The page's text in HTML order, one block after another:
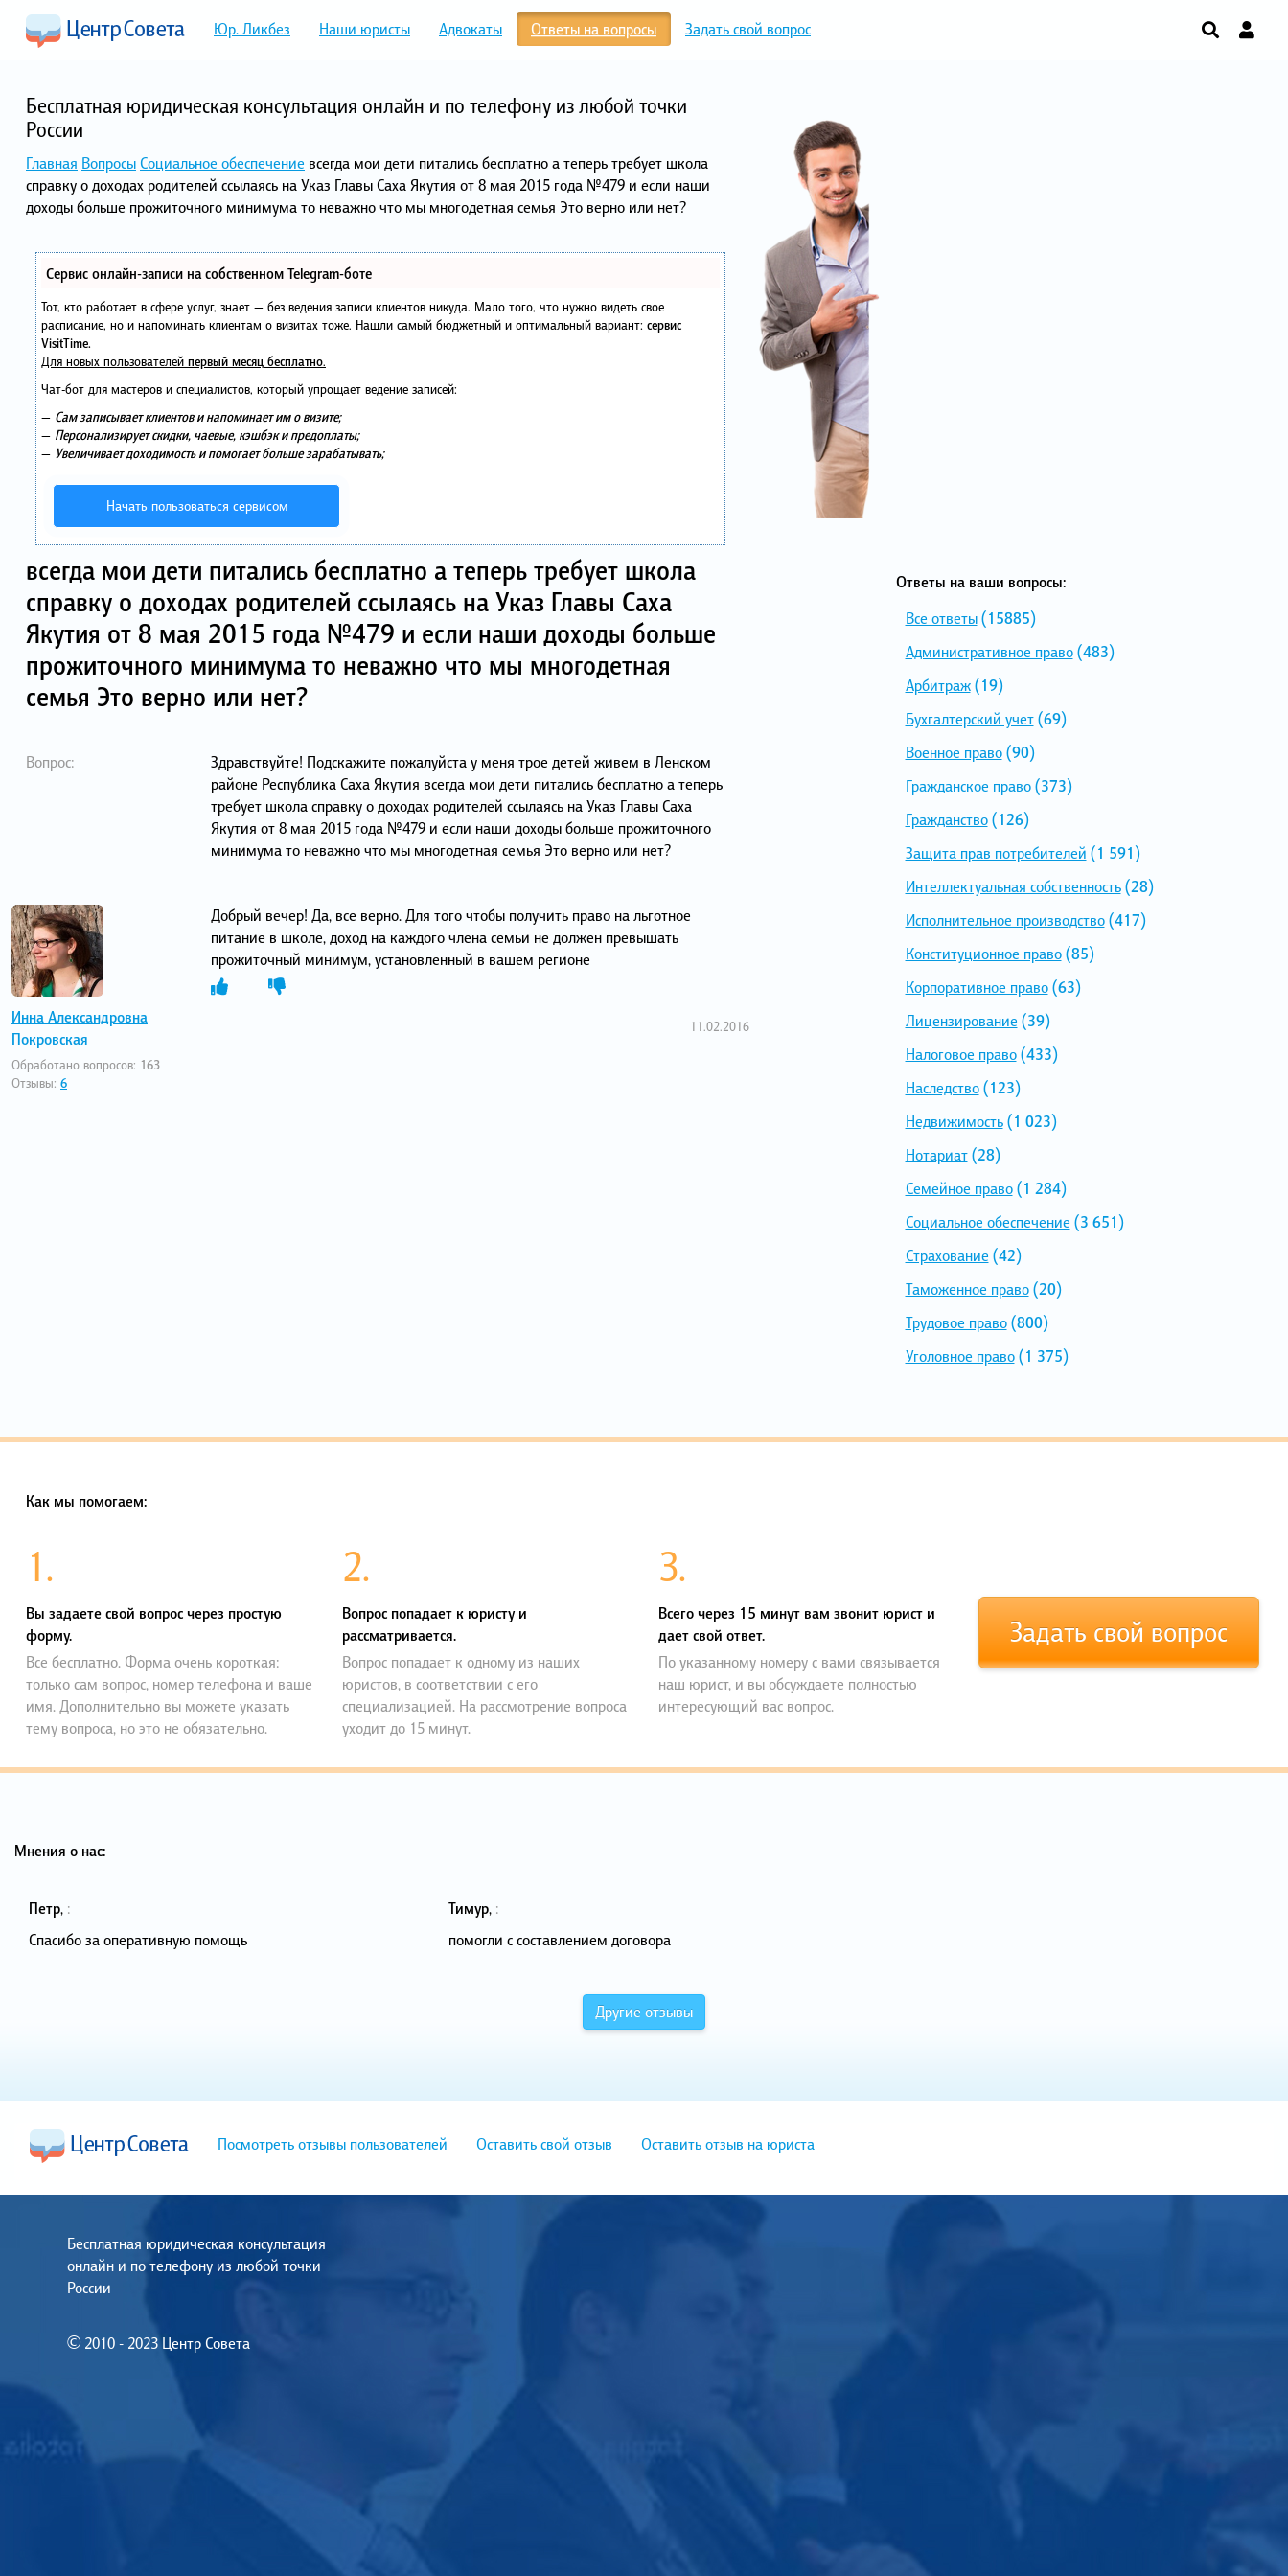
Юр. Ликбез Наши юристы Адвокаты Ответы на вопросы Задать свой вопрос
Бесплатная юридическая консультация онлайн и по телефону из любой точки
России
Главная ВопросыСоциальное обеспечение всегда мои дети питались бесплатно а теперь требует школа
справку о доходах родителей ссылаясь на Указ Главы Саха Якутия от 8 мая 2015 года №479 и если наши
доходы больше прожиточного минимума то неважно что мы многодетная семья Это верно или нет?
Сервис онлайн-записи на собственном Telegram-боте
Тот, кто работает в сфере услуг, знает — без ведения записи клиентов никуда. Мало того, что нужно видеть свое
расписание, но и напоминать клиентам о визитах тоже. Нашли самый бюджетный и оптимальный вариант: сервис
VisitTime.
Для новых пользователей первый месяц бесплатно.
Чат-бот для мастеров и специалистов, который упрощает ведение записей:
— Сам записывает клиентов и напоминает им о визите;
— Персонализирует скидки, чаевые, кэшбэк и предоплаты;
— Увеличивает доходимость и помогает больше зарабатывать;
Начать пользоваться сервисом
всегда мои дети питались бесплатно а теперь требует школа
справку о доходах родителей ссылаясь на Указ Главы Саха
Якутия от 8 мая 2015 года №479 и если наши доходы больше
прожиточного минимума то неважно что мы многодетная
семья Это верно или нет?
Вопрос:
Здравствуйте! Подскажите пожалуйста у меня трое детей живем в Ленском
районе Республика Саха Якутия всегда мои дети питались бесплатно а теперь
требует школа справку о доходах родителей ссылаясь на Указ Главы Саха
Якутия от 8 мая 2015 года №479 и если наши доходы больше прожиточного
минимума то неважно что мы многодетная семья Это верно или нет?
Инна Александровна
Покровская
Обработано вопросов: 163
Отзывы: 6
Добрый вечер! Да, все верно. Для того чтобы получить право на льготное
питание в школе, доход на каждого члена семьи не должен превышать
прожиточный минимум, установленный в вашем регионе
11.02.2016
Ответы на ваши вопросы:
Все ответы(15885)
Административное право(483)
Арбитраж(19)
Бухгалтерский учет(69)
Военное право(90)
Гражданское право(373)
Гражданство(126)
Защита прав потребителей (1 591)
Интеллектуальная собственность(28)
Исполнительное производство(417)
Конституционное право(85)
Корпоративное право(63)
Лицензирование (39)
Налоговое право(433)
Наследство(123)
Недвижимость(1 023)
Нотариат(28)
Семейное право(1 284)
Социальное обеспечение (3 651)
Страхование (42)
Таможенное право(20)
Трудовое право(800)
Уголовное право(1 375)
Как мы помогаем:
1.
Вы задаете свой вопрос через простую
форму.
Все бесплатно. Форма очень короткая:
только сам вопрос, номер телефона и ваше
имя. Дополнительно вы можете указать
тему вопроса, но это не обязательно.
2.
Вопрос попадает к юристу и
рассматривается.
Вопрос попадает к одному из наших
юристов, в соответствии с его
специализацией. На рассмотрение вопроса
уходит до 15 минут.
3.
Всего через 15 минут вам звонит юрист и
дает свой ответ.
По указанному номеру с вами связывается
наш юрист, и вы обсуждаете полностью
интересующий вас вопрос.
Задать свой вопрос
Мнения о нас:
Петр, :
Спасибо за оперативную помощь
Тимур, :
помогли с составлением договора
Другие отзывы
Посмотреть отзывы пользователей Оставить свой отзыв Оставить отзыв на юриста
Бесплатная юридическая консультация
онлайн и по телефону из любой точки
России
© 2010 - 2023 Центр Совета